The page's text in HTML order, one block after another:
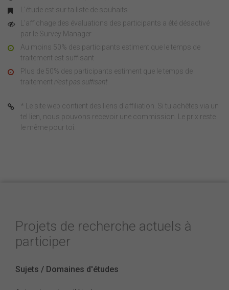
L'étude est sur ta liste de souhaits
L'affichage des évaluations des participants a été désactivé
par le Survey Manager
Au moins 50% des participants estiment que le temps de
traitement est suffisant
Plus de 50% des participants estiment que le temps de
traitement n'est pas suffisant
* Le site web contient des liens d'affiliation. Si tu achètes via un
tel lien, nous pouvons recevoir une commission. Le prix reste
le même pour toi.
Projets de recherche actuels à
participer
Sujets / Domaines d'études